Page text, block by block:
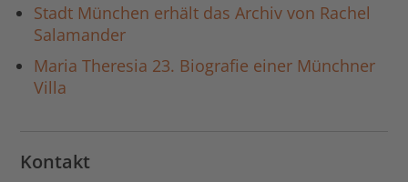
Stadt München erhält das Archiv von Rachel
Salamander
Maria Theresia 23. Biografie einer Münchner
Villa
Kontakt